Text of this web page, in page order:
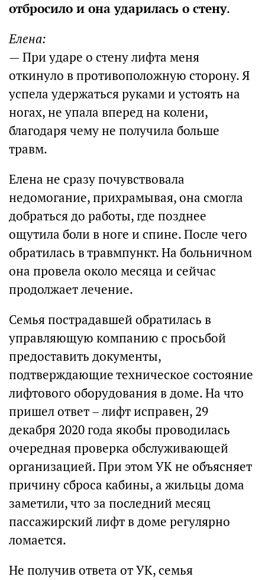
отбросило и она ударилась о стену.
Елена:
— При ударе о стену лифта меня
откинуло в противоположную сторону. Я
успела удержаться руками и устоять на
ногах, не упала вперед на колени,
благодаря чему не получила больше
травм.
Елена не сразу почувствовала
недомогание, прихрамывая, она смогла
добраться до работы, где позднее
ощутила боли в ноге и спине. После чего
обратилась в травмпункт. На больничном
она провела около месяца и сейчас
продолжает лечение.
Семья пострадавшей обратилась в
управляющую компанию с просьбой
предоставить документы,
подтверждающие техническое состояние
лифтового оборудования в доме. На что
пришел ответ – лифт исправен, 29
декабря 2020 года якобы проводилась
очередная проверка обслуживающей
организацией. При этом УК не объясняет
причину сброса кабины, а жильцы дома
заметили, что за последний месяц
пассажирский лифт в доме регулярно
ломается.
Не получив ответа от УК, семья